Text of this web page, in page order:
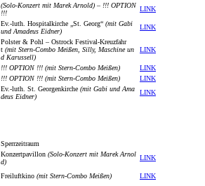
(Solo-Konzert mit Marek Arnold) – !!! OPTION
!!!
LINK
Ev.-luth. Hospitalkirche „St. Georg“ (mit Gabi
und Amadeus Eidner)
LINK
Polster & Pohl – Ostrock Festival-Kreuzfahr
t (mit Stern-Combo Meißen, Silly, Maschine un
d Karussell)
LINK
!!! OPTION !!! (mit Stern-Combo Meißen)
LINK
!!! OPTION !!! (mit Stern-Combo Meißen)
LINK
Ev.-luth. St. Georgenkirche (mit Gabi und Ama
deus Eidner)
LINK
Sperrzeitraum
Konzertpavillon (Solo-Konzert mit Marek Arnol
d)
LINK
Freiluftkino (mit Stern-Combo Meißen) LINK